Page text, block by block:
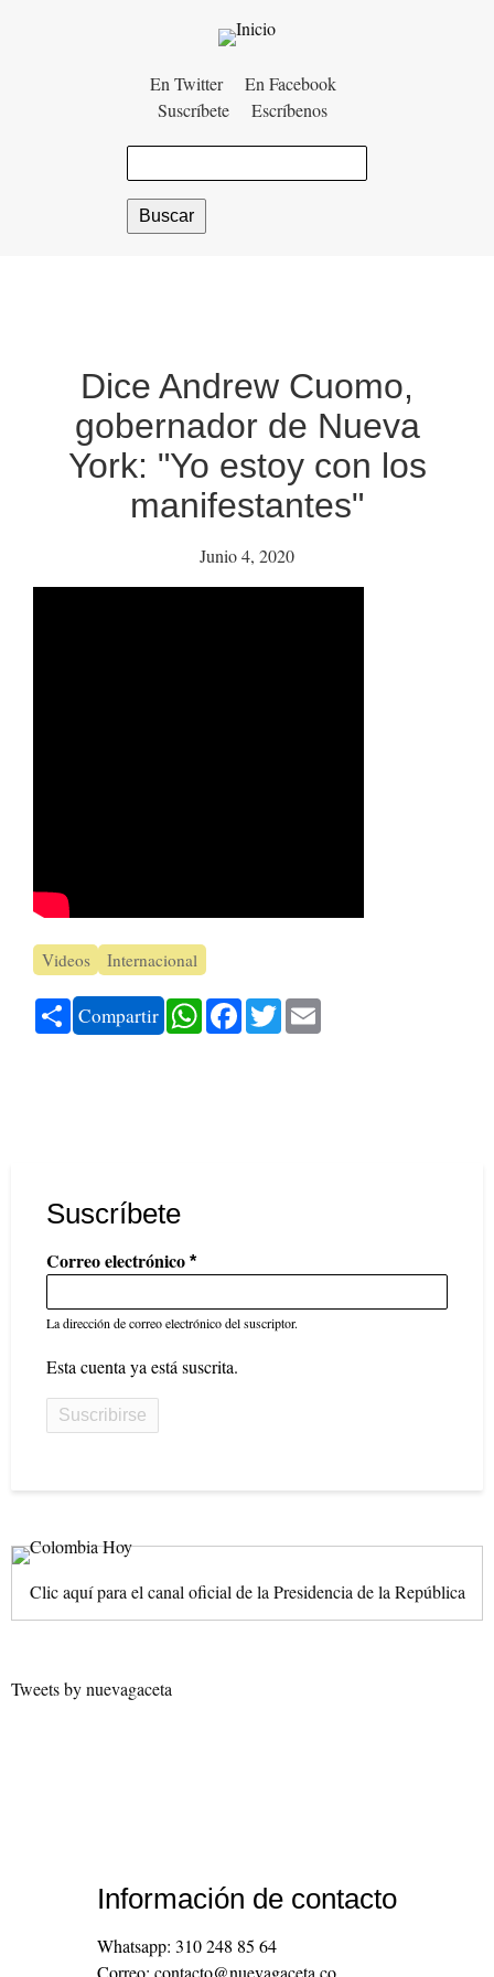
Menú
auxiliar
En Twitter
En Facebook
Suscríbete
Escríbenos
Dice Andrew Cuomo,
gobernador de Nueva
York: "Yo estoy con los
manifestantes"
Junio 4, 2020
Videos Internacional
Share
Compartir WhatsApp
Facebook
Twitter
Suscríbete
Correo electrónico
La dirección de correo electrónico del suscriptor.
Esta cuenta ya está suscrita.
Clic aquí para el canal oficial de la Presidencia de la República
Tweets by nuevagaceta
Información de contacto
Whatsapp: 310 248 85 64
Correo: contacto@nuevagaceta.co